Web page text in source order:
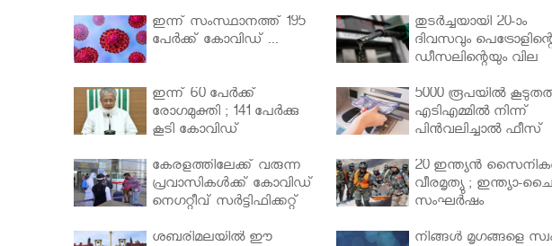
ഇന്ന് സംസ്ഥാനത്ത് 195
പേര്‍ക്ക് കോവിഡ് ...
തുടർച്ചയായി 20-ാം
ദിവസവും
ഡീസലിന്റെയും വില
ഇന്ന് 60 പേർക്ക്
രോഗമുക്തി ; 141 പേര്‍ക്കു
കൂടി കോവിഡ്
5000 രൂപയിൽ
എടിഎമ്മിൽ നിന്ന്
പിൻവലിച്ചാൽ ഫീസ്
കേരളത്തിലേക്ക് വരുന്ന
പ്രവാസികള്‍ക്ക് കോവിഡ്
നെഗറ്റീവ് സര്‍ട്ടിഫിക്കറ്റ്
മന്ത്രിസഭ
20 ഇന്ത്യൻ
വീരമൃത്യു ; ഇന്ത്യാ-
സംഘർഷം
ശബരിമലയില്‍ ഈ
നിങ്ങള്‍ മൃഗങ്ങളെ